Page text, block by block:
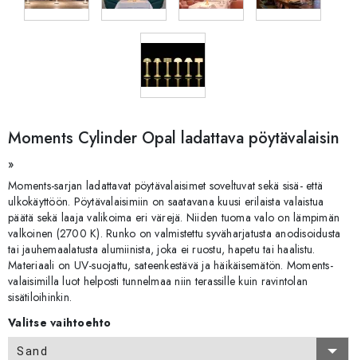
Moments Cylinder Opal ladattava pöytävalaisin
»
Moments-sarjan ladattavat pöytävalaisimet soveltuvat sekä sisä- että
ulkokäyttöön. Pöytävalaisimiin on saatavana kuusi erilaista valaistua
päätä sekä laaja valikoima eri värejä. Niiden tuoma valo on lämpimän
valkoinen (2700 K). Runko on valmistettu syväharjatusta anodisoidusta
tai jauhemaalatusta alumiinista, joka ei ruostu, hapetu tai haalistu.
Materiaali on UV-suojattu, sateenkestävä ja häikäisemätön. Moments-
valaisimilla luot helposti tunnelmaa niin terassille kuin ravintolan
sisätiloihinkin.
Valitse vaihtoehto
Sand